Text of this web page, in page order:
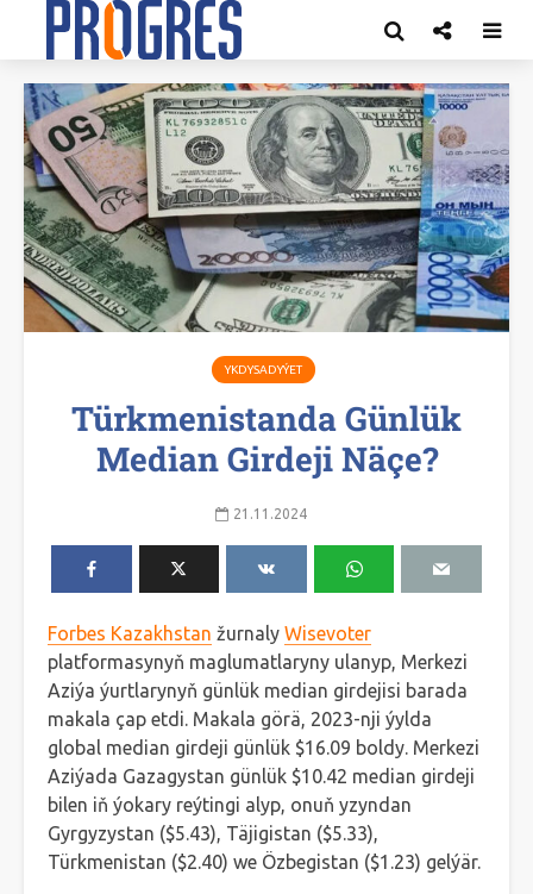
YKDYSADYÝET
Türkmenistanda Günlük
Median Girdeji Näçe?
21.11.2024
Forbes Kazakhstan žurnaly Wisevoter
platformasynyň maglumatlaryny ulanyp, Merkezi
Aziýa ýurtlarynyň günlük median girdejisi barada
makala çap etdi. Makala görä, 2023-nji ýylda
global median girdeji günlük $16.09 boldy. Merkezi
Aziýada Gazagystan günlük $10.42 median girdeji
bilen iň ýokary reýtingi alyp, onuň yzyndan
Gyrgyzystan ($5.43), Täjigistan ($5.33),
Türkmenistan ($2.40) we Özbegistan ($1.23) gelýär.